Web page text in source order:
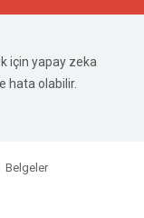
için yapay zeka
hata olabilir.
Belgeler